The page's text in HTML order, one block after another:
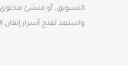
التسويق، أو منشئ
واستعد لفتح أسرار إتقان